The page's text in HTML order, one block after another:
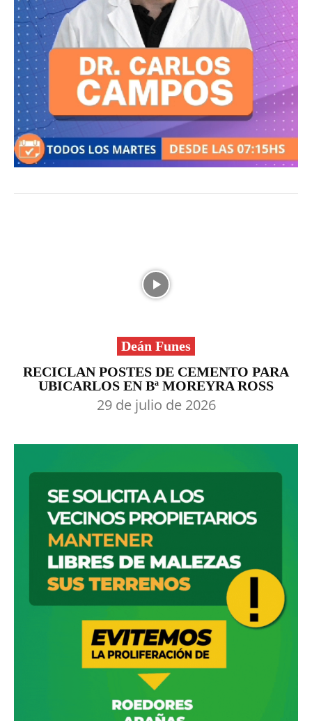
Deán Funes
RECICLAN POSTES DE CEMENTO PARA
UBICARLOS EN Bª MOREYRA ROSS
29 de julio de 2026